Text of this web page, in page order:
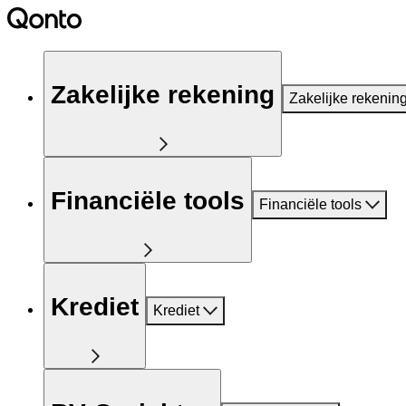
Zakelijke rekening Zakelijke
Financiële tools Financiële tools
Krediet Krediet